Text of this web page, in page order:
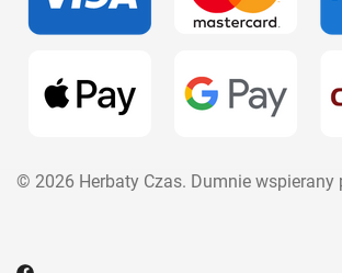
© 2026 Herbaty Czas. Dumnie wspierany